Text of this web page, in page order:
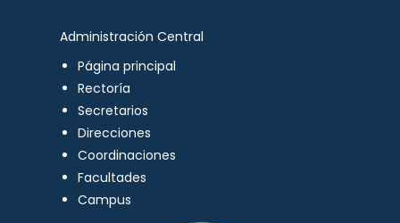
Administración Central
Página principal
Rectoría
Secretarios
Direcciones
Coordinaciones
Facultades
Campus